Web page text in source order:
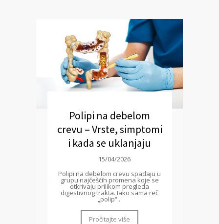
Polipi na debelom
crevu – Vrste, simptomi
i kada se uklanjaju
15/04/2026
Polipi na debelom crevu spadaju u
grupu najčešćih promena koje se
otkrivaju prilikom pregleda
digestivnog trakta. Iako sama reč
„polip“...
Pročitajte više